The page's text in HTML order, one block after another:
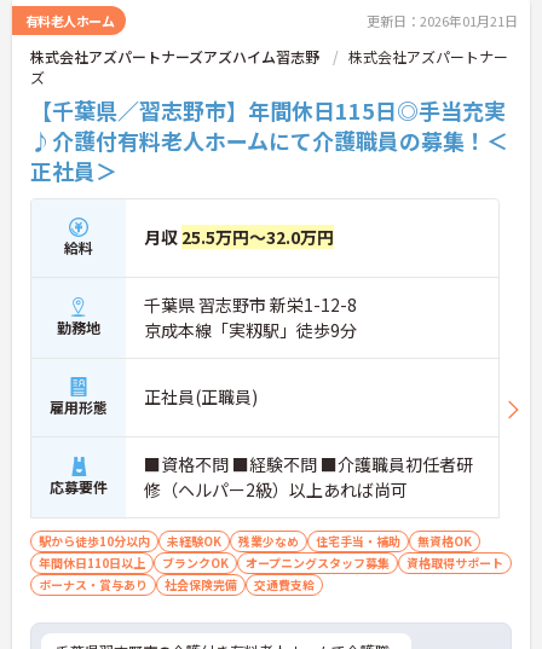
有料老人ホーム 更新日：2026年01月21日
株式会社アズパートナーズアズハイム習志野
株式会社アズパートナー
ズ
【千葉県／習志野市】年間休日115日◎手当充実
♪介護付有料老人ホームにて介護職員の募集！＜
正社員＞
給料 月収 25.5万円～32.0万円
勤務地
千葉県 習志野市 新栄1-12-8
京成本線「実籾駅」徒歩9分
雇用形態 正社員(正職員)
応募要件
■資格不問 ■経験不問 ■介護職員初任者研
修（ヘルパー2級）以上あれば尚可
駅から徒歩10分以内 未経験OK 残業少なめ 住宅手当・補助
無資格OK
年間休日110日以上
ブランクOK オープニングスタッフ募集
資格取得サポート
ボーナス・賞与あり
社会保険完備 交通費支給